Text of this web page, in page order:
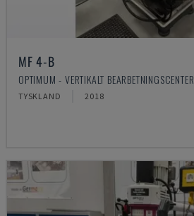
MF 4-B
OPTIMUM - VERTIKALT BEARBETNINGSCENTER
TYSKLAND 2018